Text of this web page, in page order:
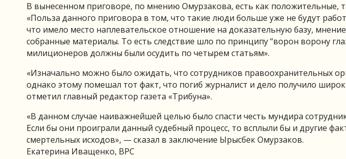
В вынесенном приговоре, по мнению Омурзакова, есть как положительные,
«Польза данного приговора в том, что такие люди больше уже не будут
что имело место наплевательское отношение на доказательную базу,
собранные материалы. То есть следствие шло по принципу “ворон ворону
милиционеров должны были осудить по четырем статьям».
«Изначально можно было ожидать, что сотрудников правоохранительных
однако этому помешал тот факт, что погиб журналист и дело получило
отметил главный редактор газета «Трибуна».
«В данном случае наиважнейшей целью было спасти честь мундира
Если бы они проиграли данный судебный процесс, то всплыли бы и другие
смертельных исходов», — сказал в заключение Ырысбек Омурзаков.
Екатерина Иващенко, ВРС